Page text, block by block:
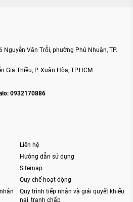
Nguyễn Văn Trỗi, phường Phú Nhuận, TP.
Thiều, P. Xuân Hòa, TP.HCM
0932170886
Liên hệ
Hướng dẫn sử dụng
Sitemap
Quy chế hoạt động
Quy trình tiếp nhận và giải quyết khiếu
nại, tranh chấp